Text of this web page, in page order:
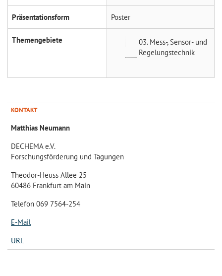
Präsentationsform Poster
Themengebiete
03. Mess-, Sensor- und
Regelungstechnik
KONTAKT
Matthias Neumann
DECHEMA e.V.
Forschungsförderung und Tagungen
Theodor-Heuss Allee 25
60486 Frankfurt am Main
Telefon 069 7564-254
E-Mail
URL